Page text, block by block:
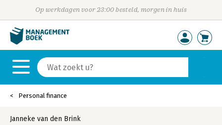
Op werkdagen voor 23:00 besteld, morgen in huis
Personal finance
Janneke van den Brink